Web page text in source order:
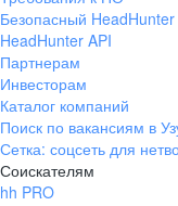
Безопасный HeadHunter
HeadHunter API
Партнерам
Инвесторам
Каталог компаний
Поиск по вакансиям в
Сетка: соцсеть для
Соискателям
hh PRO